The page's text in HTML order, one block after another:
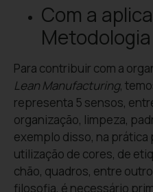
Com a
Metodologia
Para contribuir com a
Lean Manufacturing,
representa 5 sensos,
organização, limpeza,
exemplo disso, na
utilização de cores, de
chão, quadros, entre
filosofia, é necessário